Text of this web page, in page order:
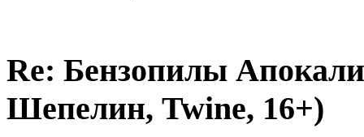
Re: Бензопилы
Шепелин, Twine, 16+)